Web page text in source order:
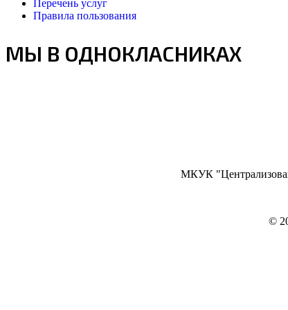
Перечень услуг
Правила пользования
МЫ В ОДНОКЛАСНИКАХ
МКУК
©